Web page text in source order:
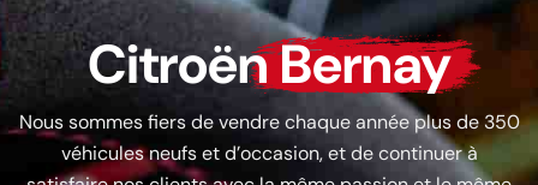
CitroënBernay
Nous sommes fiers de vendre chaque année plus de 350
véhicules neufs et d’occasion, et de continuer à